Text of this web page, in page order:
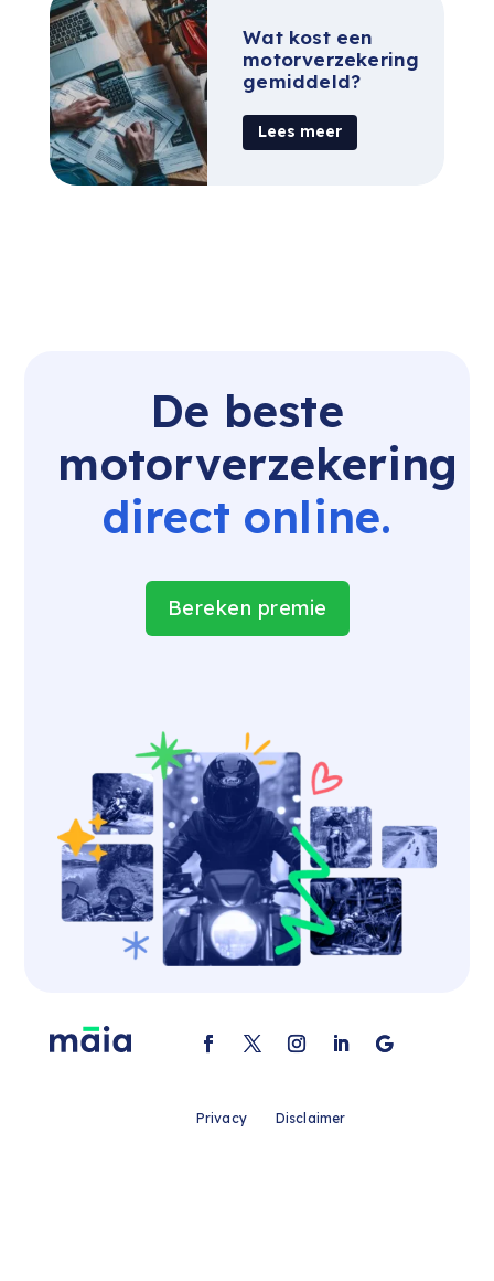
Wat kost een
motorverzekering
gemiddeld?
Lees meer
De beste
motorverzekering
direct online.
Bereken premie
Privacy Disclaimer